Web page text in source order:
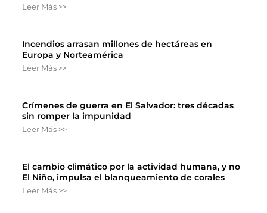
Leer Más >>
Incendios arrasan millones de hectáreas en
Europa y Norteamérica
Leer Más >>
Crímenes de guerra en El Salvador: tres décadas
sin romper la impunidad
Leer Más >>
El cambio climático por la actividad humana, y no
El Niño, impulsa el blanqueamiento de corales
Leer Más >>